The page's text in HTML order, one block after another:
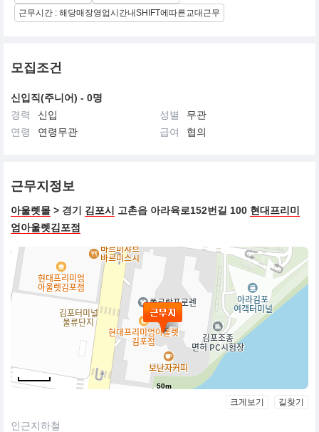
근무시간 : 해당매장영업시간내SHIFT에따른교대근무
모집조건
신입직(주니어) - 0명
경력
신입 성별
무관
연령
연령무관 급여 협의
근무지정보
아울렛몰 > 경기 김포시 고촌읍 아라육로152번길 100 현대프리미
엄아울렛김포점
50m
크게보기 길찾기
인근지하철